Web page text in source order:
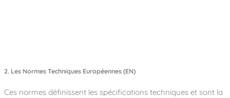
2. Les Normes Techniques Européennes (EN)
Ces normes définissent les spécifications techniques et sont la